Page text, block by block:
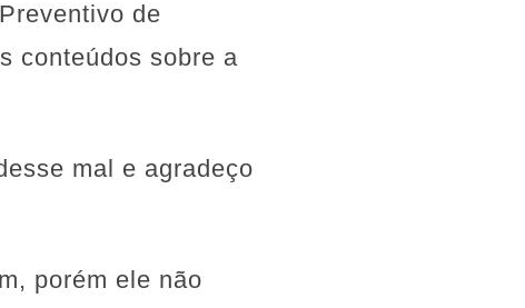
de
conteúdos sobre a
mal e agradeço
porém ele não